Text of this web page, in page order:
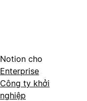
Notion cho
Enterprise
Công ty khởi
nghiệp